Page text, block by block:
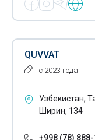
Реле
Розетки
Выключатели
Светильники
Светодиодные
QUVVAT
с 2023 года
Узбекистан,
Ширин, 134
+998 (78)